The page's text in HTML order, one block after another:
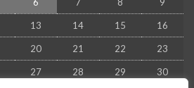
13 14 15 16
20 21 22 23
27 28 29 30